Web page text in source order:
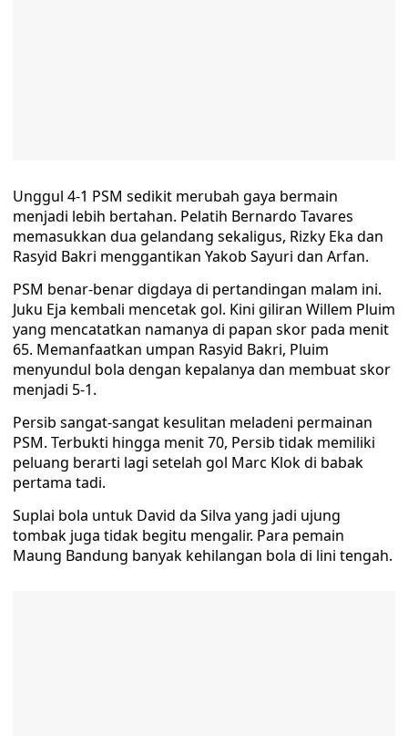
Unggul 4-1 PSM sedikit merubah gaya bermain
menjadi lebih bertahan. Pelatih Bernardo Tavares
memasukkan dua gelandang sekaligus, Rizky Eka dan
Rasyid Bakri menggantikan Yakob Sayuri dan Arfan.
PSM benar-benar digdaya di pertandingan malam ini.
Juku Eja kembali mencetak gol. Kini giliran Willem Pluim
yang mencatatkan namanya di papan skor pada menit
65. Memanfaatkan umpan Rasyid Bakri, Pluim
menyundul bola dengan kepalanya dan membuat skor
menjadi 5-1.
Persib sangat-sangat kesulitan meladeni permainan
PSM. Terbukti hingga menit 70, Persib tidak memiliki
peluang berarti lagi setelah gol Marc Klok di babak
pertama tadi.
Suplai bola untuk David da Silva yang jadi ujung
tombak juga tidak begitu mengalir. Para pemain
Maung Bandung banyak kehilangan bola di lini tengah.